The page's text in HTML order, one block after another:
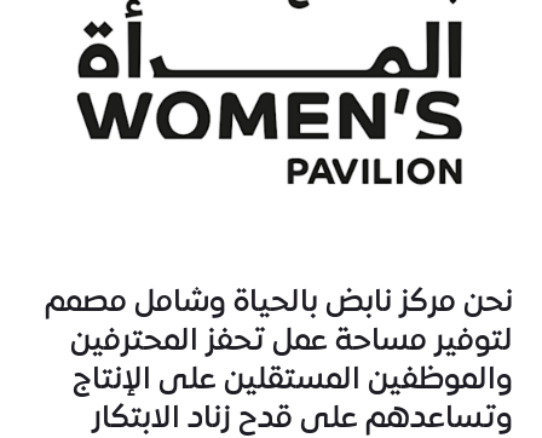
نحن مركز نابض بالحياة وشامل مصمم
لتوفير مساحة عمل تحفز المحترفين
والموظفين المستقلين على الإنتاج
وتساعدهم على قدح زناد الابتكار